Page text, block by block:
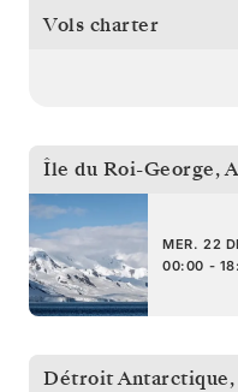
Vols charter
Île du Roi-George,
MER. 22
00:00 -
Détroit Antarctique,